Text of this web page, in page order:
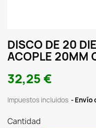
DISCO DE 20
ACOPLE 20MM
32,25 €
Impuestos incluidos Envío
Cantidad